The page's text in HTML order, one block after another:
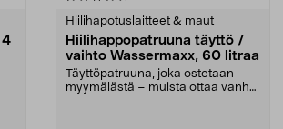
4
Hiilihapotuslaitteet & maut
Hiilihappopatruuna täyttö /
vaihto Wassermaxx, 60 litraa
Täyttöpatruuna, joka ostetaan
myymälästä – muista ottaa vanha